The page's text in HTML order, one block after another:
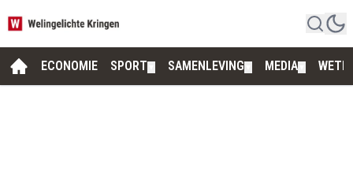
ECONOMIE SPORT SAMENLEVING MEDIA